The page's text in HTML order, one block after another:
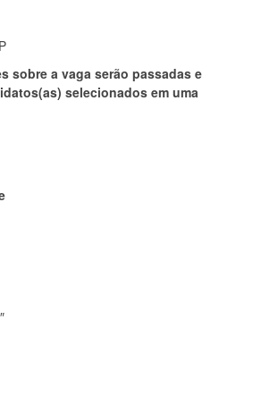
sobre a vaga serão passadas e
selecionados em uma